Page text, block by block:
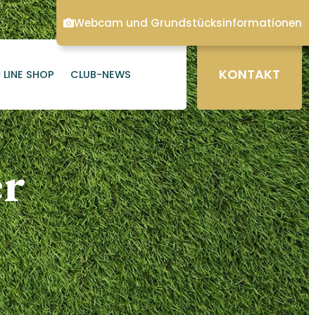
LINE SHOP CLUB-NEWS KONTAKT
Webcam und Grundstücksinformationen